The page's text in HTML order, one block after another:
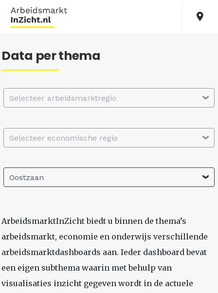
Data per thema
Selecteer arbeidsmarktregio
Selecteer economische regio
Oostzaan
ArbeidsmarktInZicht biedt u binnen de thema’s
arbeidsmarkt, economie en onderwijs verschillende
arbeidsmarktdashboards aan. Ieder dashboard bevat
een eigen subthema waarin met behulp van
visualisaties inzicht gegeven wordt in de actuele